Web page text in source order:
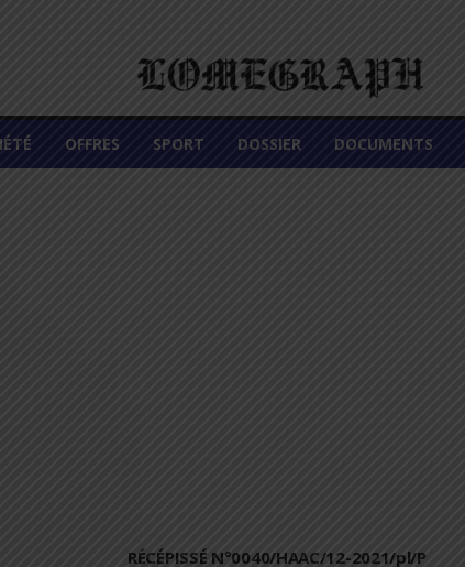
OFFRES SPORT DOSSIER DOCUMENTS
RÉCÉPISSÉ N°0040/HAAC/12-2021/pl/P